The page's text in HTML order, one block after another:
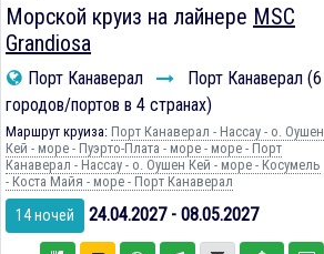
Морской круиз на лайнере MSC
Grandiosa
Порт Канаверал
Порт Канаверал (6
городов/портов в 4 странах)
Маршрут круиза: Порт Канаверал - Нассау - о. Оушен
Кей - море - Пуэрто-Плата - море - море - Порт
Канаверал - Нассау - о. Оушен Кей - море - Косумель
- Коста Майя - море - Порт Канаверал
14 ночей 24.04.2027 - 08.05.2027